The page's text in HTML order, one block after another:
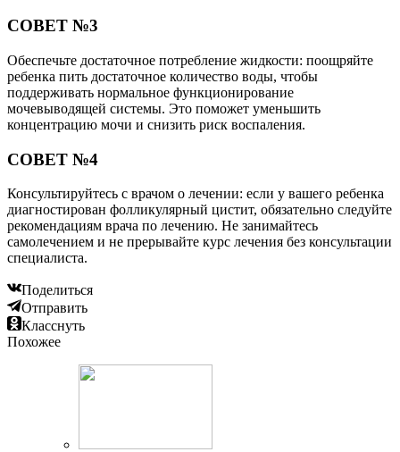
СОВЕТ №3
Обеспечьте достаточное потребление жидкости: поощряйте
ребенка пить достаточное количество воды, чтобы
поддерживать нормальное функционирование
мочевыводящей системы. Это поможет уменьшить
концентрацию мочи и снизить риск воспаления.
СОВЕТ №4
Консультируйтесь с врачом о лечении: если у вашего ребенка
диагностирован фолликулярный цистит, обязательно следуйте
рекомендациям врача по лечению. Не занимайтесь
самолечением и не прерывайте курс лечения без консультации
специалиста.
Поделиться
Отправить
Класснуть
Похожее